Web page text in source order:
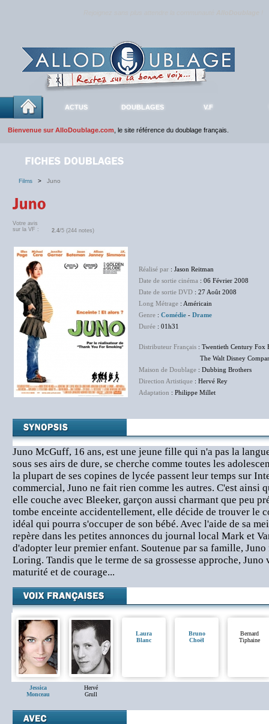
ACTUS DOUBLAGES V.F
Bienvenue sur AlloDoublage.com , le site référence du doublage français.
Films > Juno
Votre avis
sur la VF :
2.4/5 (244 notes)
Réalisé par : Jason Reitman
Date de sortie cinéma : 06 Février 2008
Date de sortie DVD : 27 Août 2008
Long Métrage : Américain
Genre : Comédie - Drame
Durée : 01h31
Distributeur Français : Twentieth Century Fox
The Walt Disney Company
Maison de Doublage : Dubbing Brothers
Direction Artistique : Hervé Rey
Adaptation : Philippe Millet
Juno McGuff, 16 ans, est une jeune fille qui n'a pas la
sous ses airs de dure, se cherche comme toutes les
la plupart de ses copines de lycée passent leur temps sur
commercial, Juno ne fait rien comme les autres. C'est ainsi
elle couche avec Bleeker, garçon aussi charmant que peu
tombe enceinte accidentellement, elle décide de trouver le
idéal qui pourra s'occuper de son bébé. Avec l'aide de sa
repère dans les petites annonces du journal local Mark et
d'adopter leur premier enfant. Soutenue par sa famille,
Loring. Tandis que le terme de sa grossesse approche,
maturité et de courage...
Jessica
Monceau
Hervé
Grull
Laura
Blanc
Bruno
Choël
Bernard
Tiphaine